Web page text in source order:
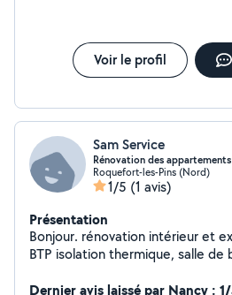
Voir le profil
Sam Service
Rénovation des appartements
Roquefort-les-Pins (Nord)
1/5 (1 avis)
Présentation
Bonjour. rénovation intérieur et
BTP isolation thermique, salle de
Dernier avis laissé par Nancy :